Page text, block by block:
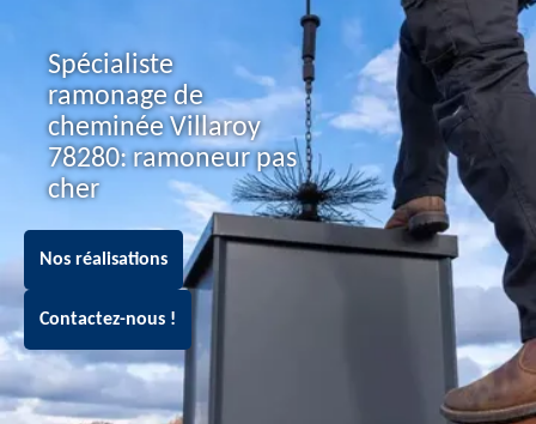
Spécialiste
ramonage de
cheminée Villaroy
78280: ramoneur pas
cher
Nos réalisations
Contactez-nous !